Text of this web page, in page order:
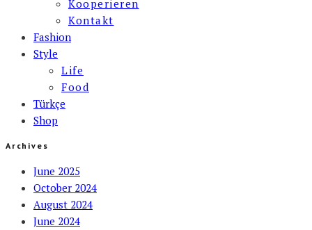
Kooperieren
Kontakt
Fashion
Style
Life
Food
Türkçe
Shop
Archives
June 2025
October 2024
August 2024
June 2024